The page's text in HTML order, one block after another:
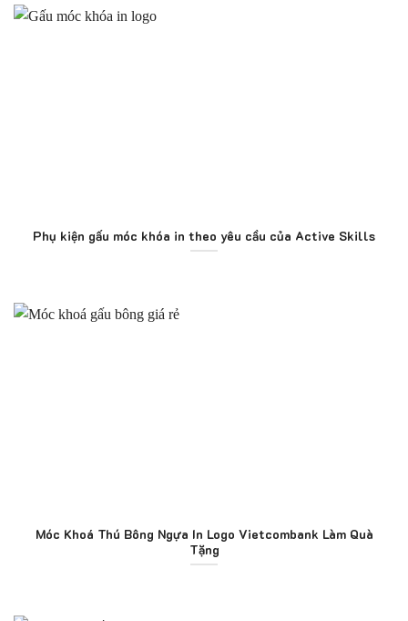
Phụ kiện gấu móc khóa in theo yêu cầu của Active Skills
Móc Khoá Thú Bông Ngựa In Logo Vietcombank Làm Quà
Tặng